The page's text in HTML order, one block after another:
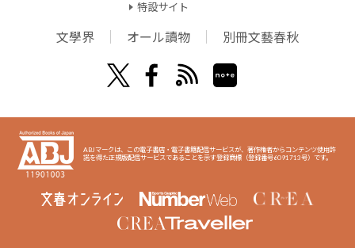
特設サイト
文學界 オール讀物 別冊文藝春秋
ABJマークは、この電子書店・電子書籍配信サービスが、著作権者からコンテンツ使用許
諾を得た正規版配信サービスであることを示す登録商標（登録番号6091713号）です。